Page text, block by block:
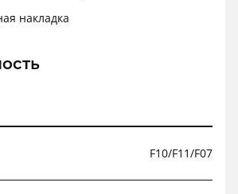
накладка
F10/F11/F07